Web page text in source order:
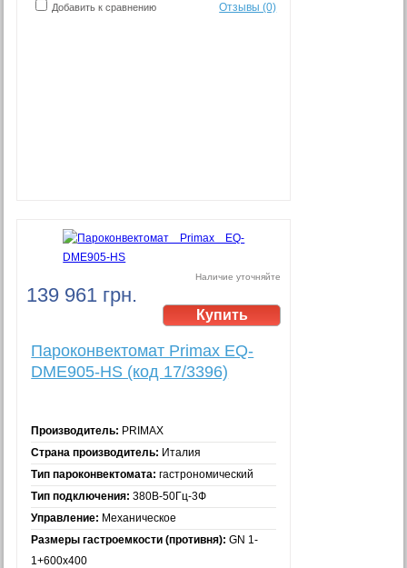
Добавить к сравнению Отзывы (0)
139 961 грн.
Наличие уточняйте
Пароконвектомат Primax EQ-
DME905-HS (код 17/3396)
Производитель: PRIMAX
Страна производитель: Италия
Тип пароконвектомата: гастрономический
Тип подключения: 380В-50Гц-3Ф
Управление: Механическое
Размеры гастроемкости (противня): GN 1-
1+600x400